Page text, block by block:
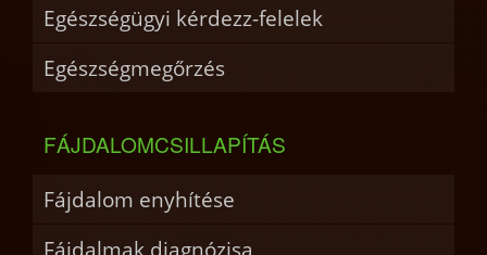
Egészségügyi kérdezz-felelek
Egészségmegőrzés
FÁJDALOMCSILLAPÍTÁS
Fájdalom enyhítése
Fájdalmak diagnózisa